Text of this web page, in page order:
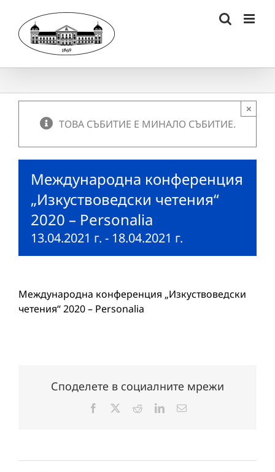
content
ТОВА СЪБИТИЕ Е МИНАЛО СЪБИТИЕ.
×
Международна конференция
„Изкуствоведски четения“
2020 – Personalia
13.04.2021 г. - 18.04.2021 г.
Международна конференция „Изкуствоведски
четения“ 2020 – Personalia
Споделете в социалните мрежи
Facebook RedditLinkedInЕлектронна